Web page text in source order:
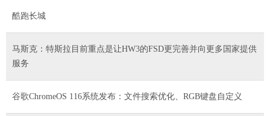
酷跑长城
马斯克：特斯拉目前重点是让HW3的FSD更完善并向更多国家提供
服务
谷歌ChromeOS 116系统发布：文件搜索优化、RGB键盘自定义